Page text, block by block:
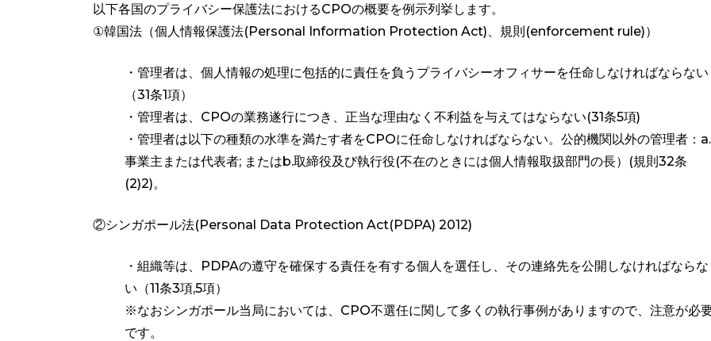
以下各国のプライバシー保護法におけるCPOの概要を例示列挙します。
①韓国法（個人情報保護法(Personal Information Protection Act)、規則(enforcement rule)）
・管理者は、個人情報の処理に包括的に責任を負うプライバシーオフィサーを任命しなければならない
（31条1項）
・管理者は、CPOの業務遂行につき、正当な理由なく不利益を与えてはならない(31条5項)
・管理者は以下の種類の水準を満たす者をCPOに任命しなければならない。公的機関以外の管理者：a.
事業主または代表者; またはb.取締役及び執行役(不在のときには個人情報取扱部門の長）(規則32条
(2)2)。
②シンガポール法(Personal Data Protection Act(PDPA) 2012)
・組織等は、PDPAの遵守を確保する責任を有する個人を選任し、その連絡先を公開しなければならな
い（11条3項,5項）
※なおシンガポール当局においては、CPO不選任に関して多くの執行事例がありますので、注意が必
です。